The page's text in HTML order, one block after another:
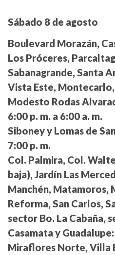
Sábado 8 de agosto
Boulevard Morazán,
Los Próceres,
Sabanagrande, Santa
Vista Este,
Modesto Rodas
6:00 p. m. a 6:00 a. m.
Siboney y Lomas de
7:00 p. m.
Col. Palmira, Col.
baja), Jardín Las
Manchén, Matamoros,
Reforma, San Carlos,
sector Bo. La Cabaña,
Casamata y Guadalupe:
Miraflores Norte, Villa